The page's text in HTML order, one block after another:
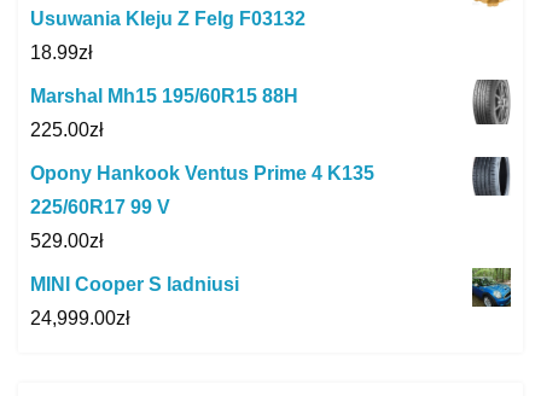
Usuwania Kleju Z Felg F03132
18.99zł
Marshal Mh15 195/60R15 88H
225.00zł
Opony Hankook Ventus Prime 4 K135
225/60R17 99 V
529.00zł
MINI Cooper S ladniusi
24,999.00zł